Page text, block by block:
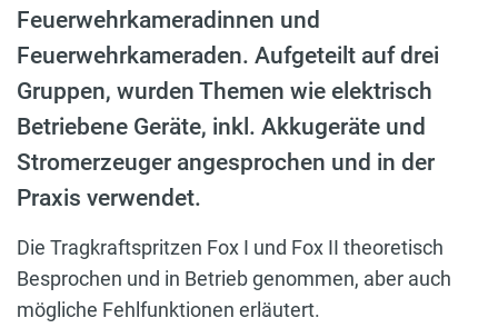
Feuerwehrkameradinnen und
Feuerwehrkameraden. Aufgeteilt auf drei
Gruppen, wurden Themen wie elektrisch
Betriebene Geräte, inkl. Akkugeräte und
Stromerzeuger angesprochen und in der
Praxis verwendet.
Die Tragkraftspritzen Fox I und Fox II theoretisch
Besprochen und in Betrieb genommen, aber auch
mögliche Fehlfunktionen erläutert.